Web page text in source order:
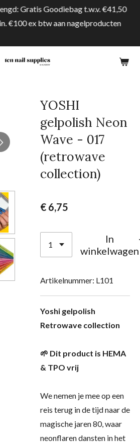
Gratis Goodiebag t.w.v. €41,50
€100 ex btw aan nagelproducten
YOSHI
gelpolish Neon
Wave - 017
(retrowave
collection)
€ 6,75
In
winkelwagen
Artikelnummer: L101
Yoshi gelpolish
Retrowave collection
🌱 Dit product is HEMA
& TPO vrij
We nemen je mee op een
reis terug in de tijd naar de
magische jaren 80, waar
neonflaren dansten in het